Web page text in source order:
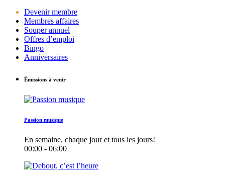
Devenir membre
Membres affaires
Souper annuel
Offres d’emploi
Bingo
Anniversaires
Émissions à venir
Passion musique
En semaine, chaque jour et tous les jours!
00:00 - 06:00